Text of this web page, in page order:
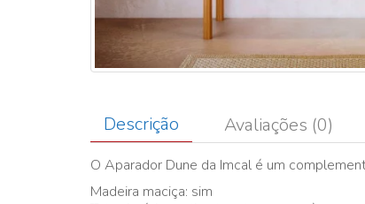
Descrição Avaliações (0)
O Aparador Dune da Imcal é um
Madeira maciça: sim